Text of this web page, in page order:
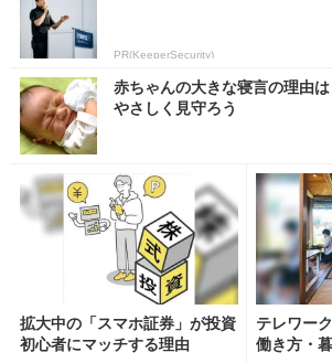
PR(KeeperSecurity)
赤ちゃんの大きな寝言の理由
やさしく見守ろう
拡大中の「スマホ証券」が投資
初心者にマッチする理由
テレワー
働き方・